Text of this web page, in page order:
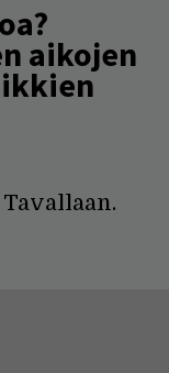
aikojen